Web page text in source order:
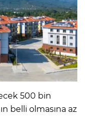
500 bin
belli olmasına az